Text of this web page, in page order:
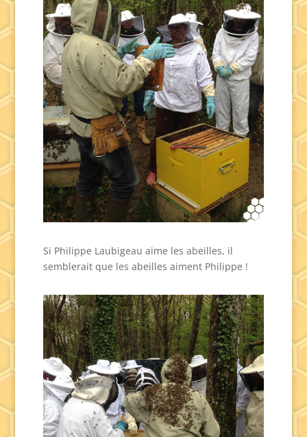
Si Philippe Laubigeau aime les abeilles, il
semblerait que les abeilles aiment Philippe !